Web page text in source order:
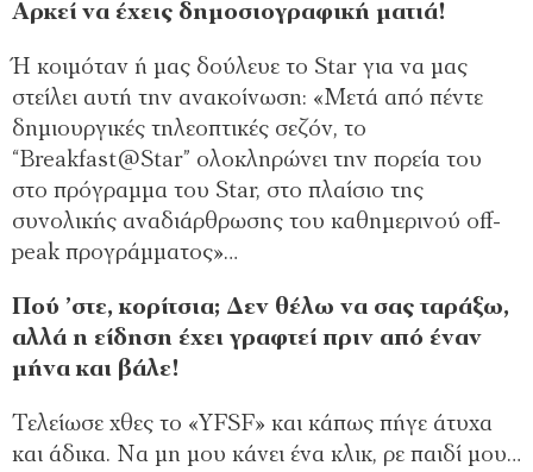
Αρκεί να έχεις δημοσιογραφική ματιά!
Ή κοιμόταν ή μας δούλευε το Star για να μας
στείλει αυτή την ανακοίνωση: «Μετά από πέντε
δημιουργικές τηλεοπτικές σεζόν, το
“Breakfast@Star” ολοκληρώνει την πορεία του
στο πρόγραμμα του Star, στο πλαίσιο της
συνολικής αναδιάρθρωσης του καθημερινού off-
peak προγράμματος»…
Πού ’στε, κορίτσια; Δεν θέλω να σας ταράξω,
αλλά η είδηση έχει γραφτεί πριν από έναν
μήνα και βάλε!
Τελείωσε χθες το «YFSF» και κάπως πήγε άτυχα
και άδικα. Να μη μου κάνει ένα κλικ, ρε παιδί μου…